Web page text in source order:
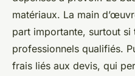
matériaux. La main
part importante, surtout si
professionnels qualifiés.
frais liés aux devis, qui